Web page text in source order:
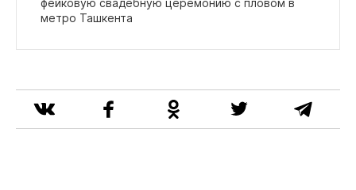
фейковую свадебную церемонию с пловом в
метро Ташкента